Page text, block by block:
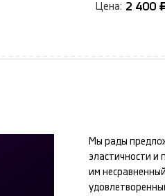
Цена: 2 400
Мы рады
эластичности и
им